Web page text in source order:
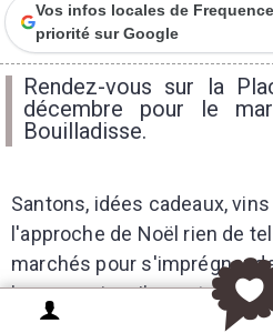
Vos infos locales de
priorité sur Google
Rendez-vous sur la
décembre pour le
Bouilladisse.
Santons, idées cadeaux,
l'approche de Noël rien de
marchés pour s'imprégner
leurs magies. Ils sont aussi
des idées de cadeaux